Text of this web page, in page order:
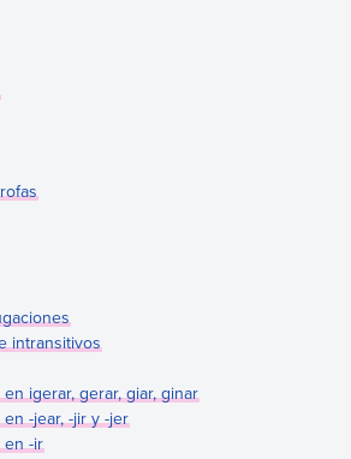
intransitivos
igerar, gerar, giar, ginar
-jear, -jir y -jer
en -ir